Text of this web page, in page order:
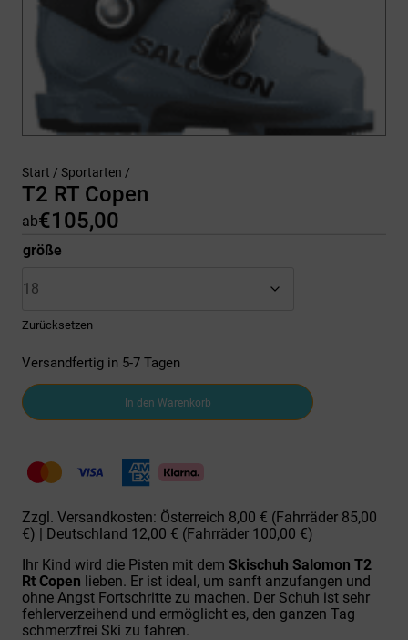
Start / Sportarten /
T2 RT Copen
ab€105,00
größe
Zurücksetzen
Versandfertig in 5-7 Tagen
T2
RT
Copen
In den Warenkorb
Zzgl. Versandkosten: Österreich 8,00 € (Fahrräder 85,00
€) | Deutschland 12,00 € (Fahrräder 100,00 €)
Ihr Kind wird die Pisten mit dem Skischuh Salomon T2
Rt Copen lieben. Er ist ideal, um sanft anzufangen und
ohne Angst Fortschritte zu machen. Der Schuh ist sehr
fehlerverzeihend und ermöglicht es, den ganzen Tag
schmerzfrei Ski zu fahren.